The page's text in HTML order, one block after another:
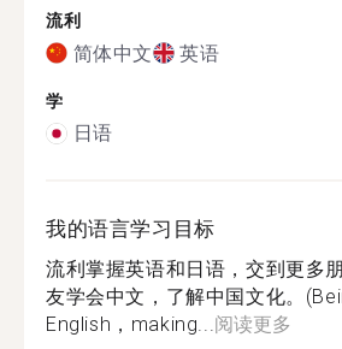
流利
简体中文 英语
学
日语
我的语言学习目标
流利掌握英语和日语，交到更多
友学会中文，了解中国文化。
English，making...阅读更多